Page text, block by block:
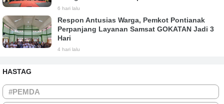
6 hari lalu
Respon Antusias Warga, Pemkot Pontianak
Perpanjang Layanan Samsat GOKATAN Jadi 3
Hari
4 hari lalu
HASTAG
#PEMDA